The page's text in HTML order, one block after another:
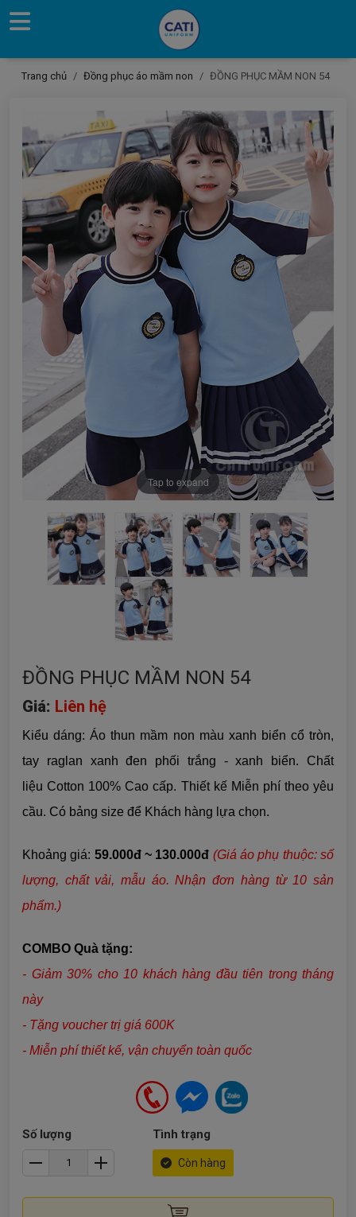
Trang chủ Đồng phục áo mầm non ĐỒNG PHỤC MẦM NON 54
Tap to expand
ĐỒNG PHỤC MẦM NON 54
Giá: Liên hệ
Kiểu dáng: Áo thun mầm non màu xanh biển cổ tròn,
tay raglan xanh đen phối trắng - xanh biển. Chất
liệu Cotton 100% Cao cấp. Thiết kế Miễn phí theo yêu
cầu. Có bảng size để Khách hàng lựa chọn.
Khoảng giá: 59.000đ ~ 130.000đ (Giá áo phụ thuộc: số
lượng, chất vải, mẫu áo. Nhận đơn hàng từ 10 sản
phẩm.)
COMBO Quà tặng:
- Giảm 30% cho 10 khách hàng đầu tiên trong tháng
này
- Tặng voucher trị giá 600K
- Miễn phí thiết kế, vận chuyển toàn quốc
Số lượng Tình trạng
Còn hàng